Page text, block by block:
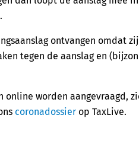
ontvangen omdat
tegen de aanslag en
worden aangevraagd,
coronadossier op TaxLive.